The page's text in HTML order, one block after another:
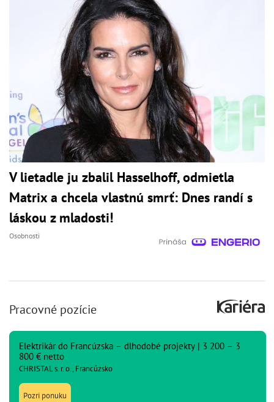
V lietadle ju zbalil Hasselhoff, odmietla
Matrix a chcela vlastnú smrť: Dnes randí s
láskou z mladosti!
Osobnosti
Pracovné pozície
Elektrikár do Francúzska – dlhodobé projekty | 3 200 – 3
800 € netto
CHRISTAL s. r. o., Francúzsko
Pozri ponuku